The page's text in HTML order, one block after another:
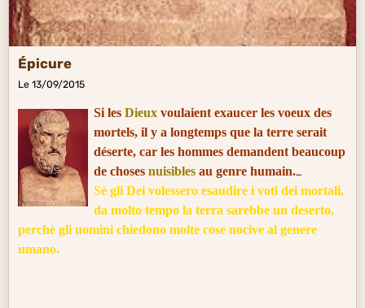
Épicure
Le 13/09/2015
Si les Dieuxvoulaient exaucer les voeux des
mortels, il y a longtemps que la terre serait
déserte, car les hommes demandent beaucoup
de choses nuisiblesau genre humain.
Sè gli Dei volessero esaudire i voti dei mortali,
da molto tempo la terra sarebbe un deserto,
perchè gli uomini chiedono molte cose nocive al genere
umano.